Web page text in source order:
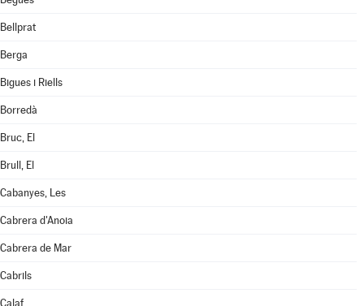
Bellprat
Berga
Bigues i Riells
Borredà
Bruc, El
Brull, El
Cabanyes, Les
Cabrera d'Anoia
Cabrera de Mar
Cabrils
Calaf